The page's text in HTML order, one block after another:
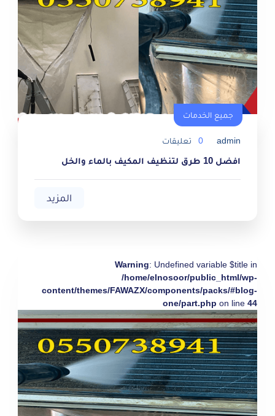
جميع الخدمات
admin
0 تعليقات
افضل 10 طرق لتنظيف المكيف بالماء والخل
المزيد
Warning: Undefined variable $title in
/home/elnosoor/public_html/wp-
content/themes/FAWAZX/components/packs/#blog-
one/part.php on line 44
جميع الخدمات